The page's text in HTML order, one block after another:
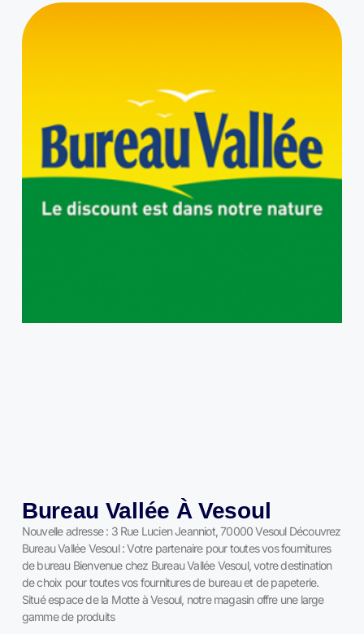
Bureau Vallée À Vesoul
Nouvelle adresse : 3 Rue Lucien Jeanniot, 70000 Vesoul Découvrez
Bureau Vallée Vesoul : Votre partenaire pour toutes vos fournitures
de bureau Bienvenue chez Bureau Vallée Vesoul, votre destination
de choix pour toutes vos fournitures de bureau et de papeterie.
Situé espace de la Motte à Vesoul, notre magasin offre une large
gamme de produits